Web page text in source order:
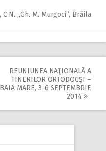
„Gh. M. Murgoci”, Brăila
REUNIUNEA NAŢIONALĂ A
TINERILOR ORTODOCŞI –
BAIA MARE, 3-6 SEPTEMBRIE
2014